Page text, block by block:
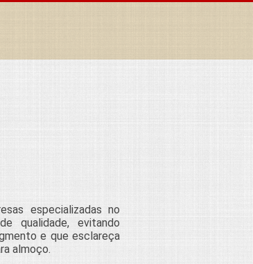
especializadas no
qualidade, evitando
e que esclareça
almoço.